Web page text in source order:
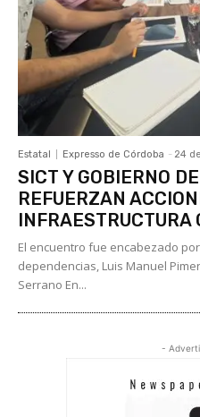
Estatal Expresso de Córdoba - 24
SICT Y GOBIERNO
REFUERZAN
INFRAESTRUCTURA
El encuentro fue encabezado
dependencias, Luis Manuel
Serrano En...
-